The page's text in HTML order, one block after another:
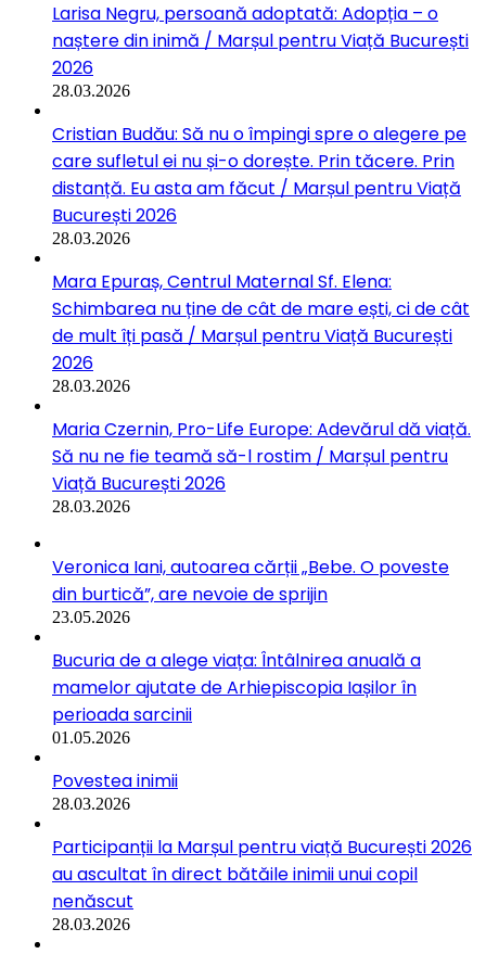
Larisa Negru, persoană adoptată: Adopția – o
naștere din inimă / Marșul pentru Viață București
2026
28.03.2026
Cristian Budău: Să nu o împingi spre o alegere pe
care sufletul ei nu și-o dorește. Prin tăcere. Prin
distanță. Eu asta am făcut / Marșul pentru Viață
București 2026
28.03.2026
Mara Epuraș, Centrul Maternal Sf. Elena:
Schimbarea nu ține de cât de mare ești, ci de cât
de mult îți pasă / Marșul pentru Viață București
2026
28.03.2026
Maria Czernin, Pro-Life Europe: Adevărul dă viață.
Să nu ne fie teamă să-l rostim / Marșul pentru
Viață București 2026
28.03.2026
Veronica Iani, autoarea cărții „Bebe. O poveste
din burtică”, are nevoie de sprijin
23.05.2026
Bucuria de a alege viața: Întâlnirea anuală a
mamelor ajutate de Arhiepiscopia Iașilor în
perioada sarcinii
01.05.2026
Povestea inimii
28.03.2026
Participanții la Marșul pentru viață București 2026
au ascultat în direct bătăile inimii unui copil
nenăscut
28.03.2026